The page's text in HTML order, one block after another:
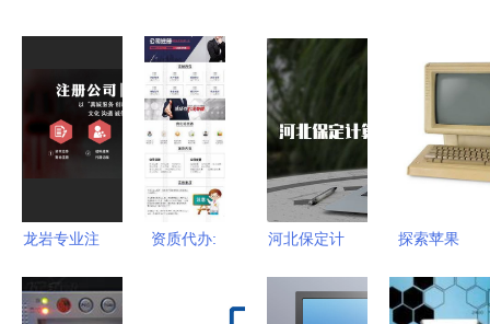
龙岩专业注
商代办营业
资质代办:
河北保定计
试地点与备
探索苹果
一段创新与